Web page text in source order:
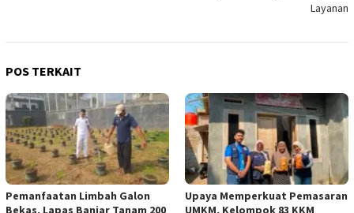
Layanan
POS TERKAIT
Pemanfaatan Limbah Galon
Bekas, Lapas Banjar Tanam 200
Upaya Memperkuat Pemasaran
UMKM, Kelompok 83 KKM